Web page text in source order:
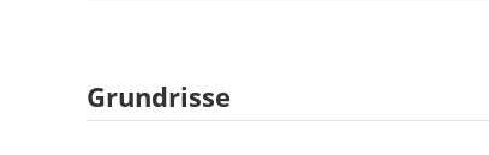
Grundrisse